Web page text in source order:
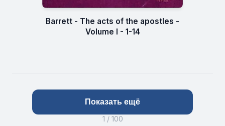
Barrett - The acts of the apostles -
Volume I - 1-14
Показать ещё
1 / 100